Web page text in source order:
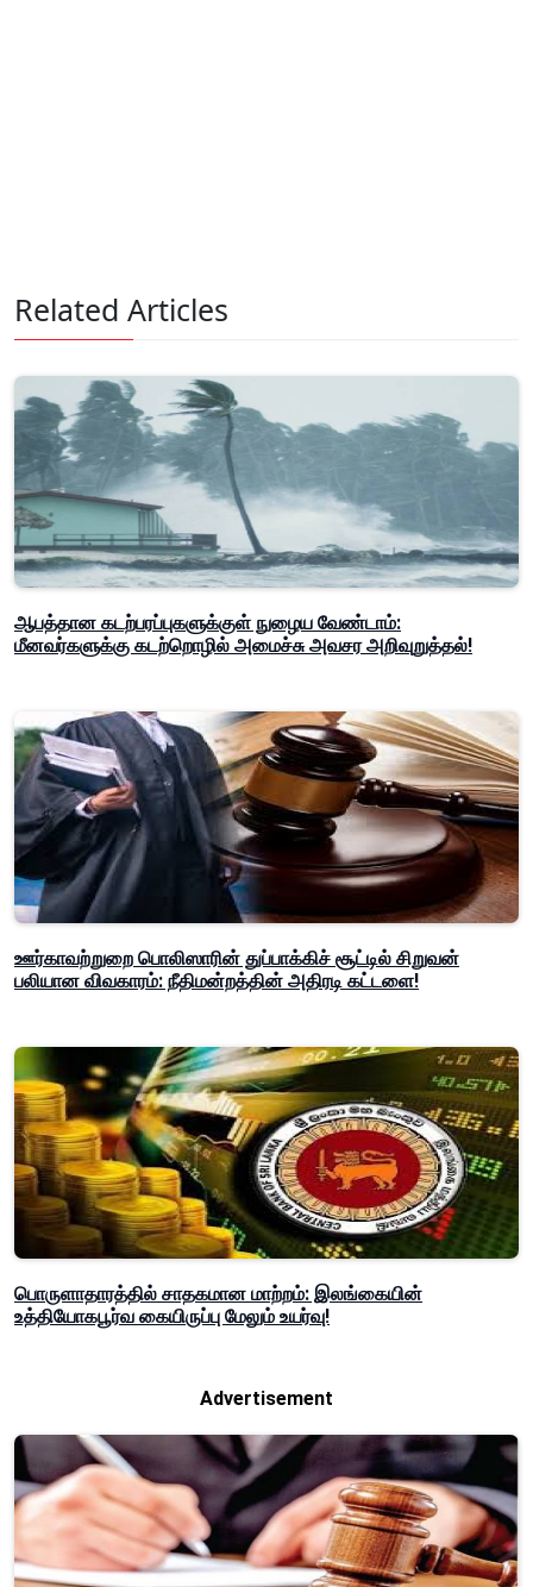
Related Articles
ஆபத்தான கடற்பரப்புகளுக்குள் நுழைய வேண்டாம்:
மீனவர்களுக்கு கடற்றொழில் அமைச்சு அவசர அறிவுறுத்தல்!
ஊர்காவற்றுறை பொலிஸாரின் துப்பாக்கிச் சூட்டில் சிறுவன்
பலியான விவகாரம்: நீதிமன்றத்தின் அதிரடி கட்டளை!
பொருளாதாரத்தில் சாதகமான மாற்றம்: இலங்கையின்
உத்தியோகபூர்வ கையிருப்பு மேலும் உயர்வு!
Advertisement